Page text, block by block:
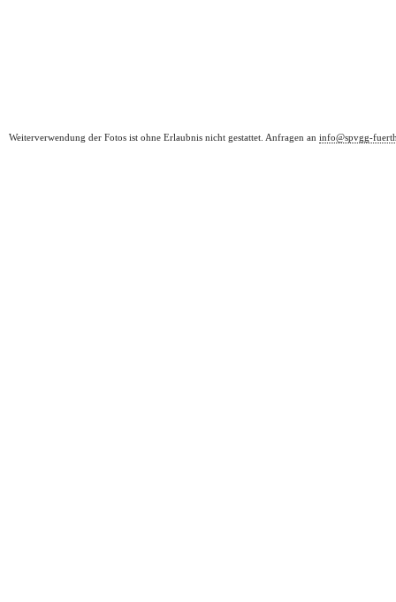
Weiterverwendung der Fotos ist ohne Erlaubnis nicht gestattet. Anfragen an info@spvgg-